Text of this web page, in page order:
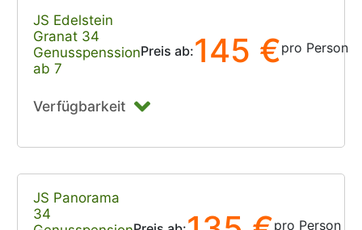
JS Edelstein
Granat 34
Genusspenssion
ab 7
Preis ab:145 €pro Person
Verfügbarkeit
JS Panorama
34
pro Person